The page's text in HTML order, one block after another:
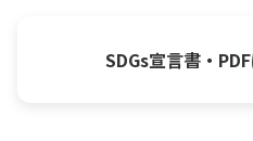
SDGs宣言書・